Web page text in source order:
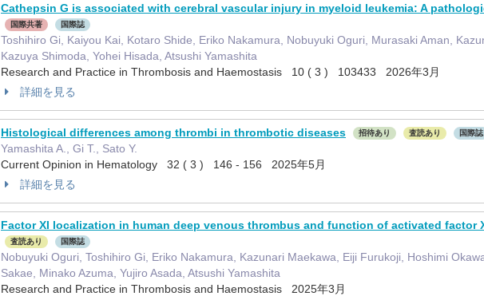
Cathepsin G is associated with cerebral vascular injury in myeloid leukemia: A
国際共著
国際誌
Toshihiro Gi, Kaiyou Kai, Kotaro Shide, Eriko Nakamura, Nobuyuki Oguri, Murasaki Aman,
Kazuya Shimoda, Yohei Hisada, Atsushi Yamashita
Research and Practice in Thrombosis and Haemostasis 10 ( 3 ) 103433 2026年3月
詳細を見る
Histological differences among thrombi in thrombotic diseases 招待あり 査読あり 国際誌
Yamashita A., Gi T., Sato Y.
Current Opinion in Hematology 32 ( 3 ) 146 - 156 2025年5月
詳細を見る
Factor XI localization in human deep venous thrombus and function of activated
査読あり 国際誌
Nobuyuki Oguri, Toshihiro Gi, Eriko Nakamura, Kazunari Maekawa, Eiji Furukoji, Hoshimi
Sakae, Minako Azuma, Yujiro Asada, Atsushi Yamashita
Research and Practice in Thrombosis and Haemostasis 2025年3月